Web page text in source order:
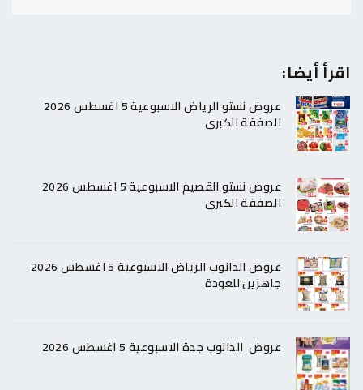
اقرأ أيضا:
عروض نستو الرياض الاسبوعية 5 اغسطس 2026
الصفقة الكبرى
عروض نستو القصيم الاسبوعية 5 اغسطس 2026
الصفقة الكبرى
عروض الدانوب الرياض الاسبوعية 5 اغسطس 2026
جاهزين للعودة
عروض الدانوب جدة الاسبوعية 5 اغسطس 2026